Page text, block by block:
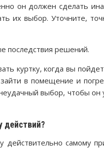
он должен сделать
их выбор. Уточните,
последствия решений.
куртку, когда вы
в помещение и
выбор, чтобы
действий?
действительно самому